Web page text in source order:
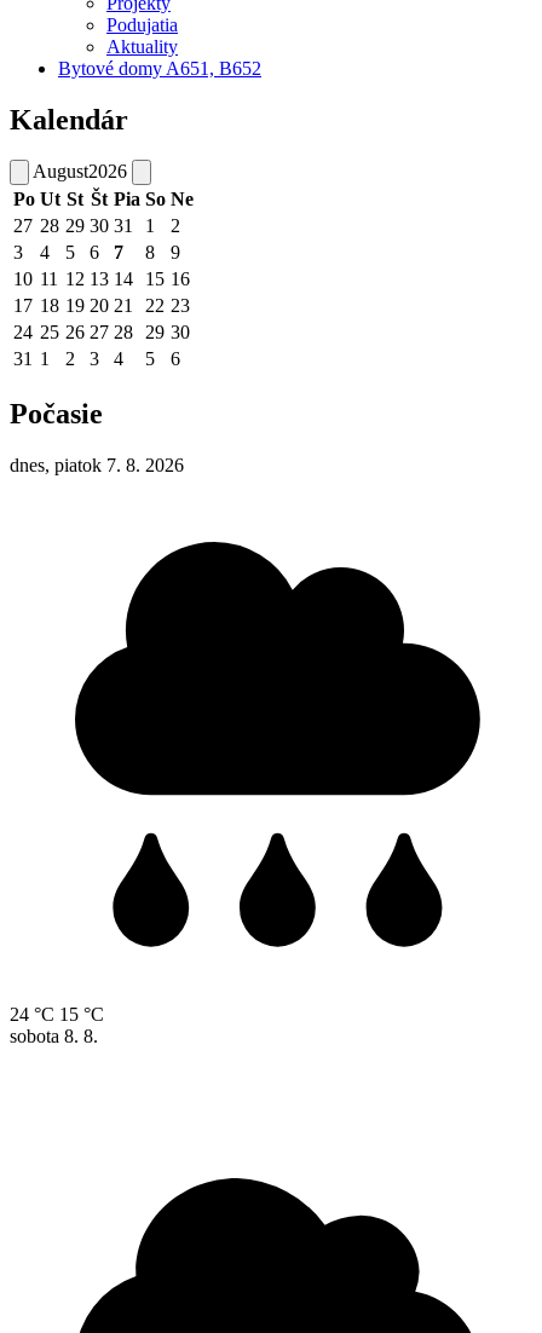
Podujatia
Aktuality
Bytové domy A651, B652
Kalendár
August2026
Po Ut St Št Pia So Ne
27 28 29 30 31 1
2
3
4 5 6 7 8
9
10 11 12 13 14 15 16
17 18 19 20 21 22 23
24 25 26 27 28 29 30
31 1 2 3 4 5 6
Počasie
dnes, piatok 7. 8. 2026
24 °C 15 °C
sobota 8. 8.